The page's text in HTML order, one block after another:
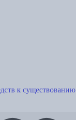
к существованию